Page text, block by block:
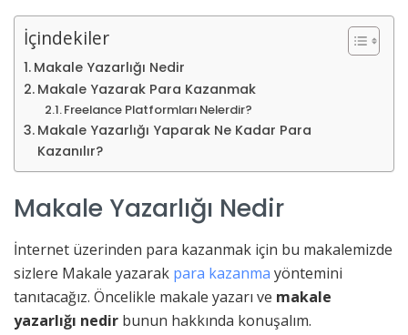
İçindekiler
Makale Yazarlığı Nedir
Makale Yazarak Para Kazanmak
Freelance Platformları Nelerdir?
Makale Yazarlığı Yaparak Ne Kadar Para
Kazanılır?
Makale Yazarlığı Nedir
İnternet üzerinden para kazanmak için bu makalemizde
sizlere Makale yazarak para kazanma yöntemini
tanıtacağız. Öncelikle makale yazarı ve makale
yazarlığı nedir bunun hakkında konuşalım.